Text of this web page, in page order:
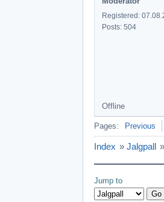
Registered:
Posts: 504
Offline
Pages: Previous
Index » Jalgpall »
Jump to